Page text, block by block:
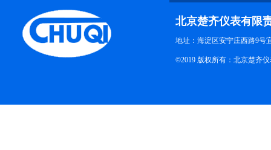
北京楚齐仪表有限
地址：海淀区安宁庄西路9号
©2019 版权所有：北京楚齐